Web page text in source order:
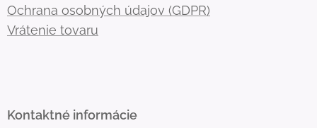
Ochrana osobných údajov (GDPR)
Vrátenie tovaru
Kontaktné informácie